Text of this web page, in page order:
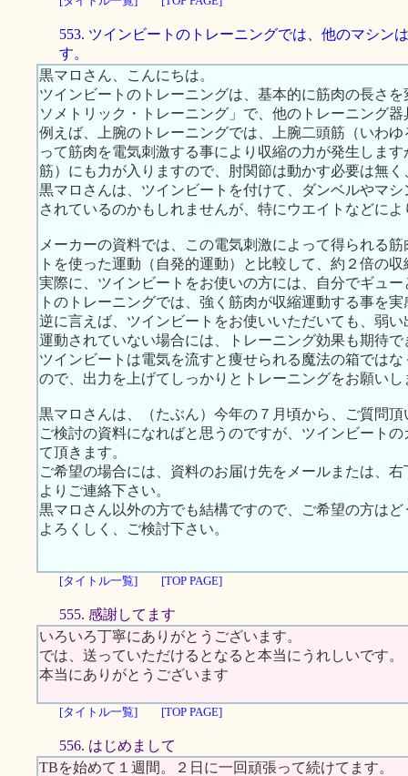
553. ツインビートのトレーニングでは、他のマシン
す。
黒マロさん、こんにちは。
ツインビートのトレーニングは、基本的に筋肉の長さ
ソメトリック・トレーニング」で、他のトレーニング
例えば、上腕のトレーニングでは、上腕二頭筋（いわ
って筋肉を電気刺激する事により収縮の力が発生しま
筋）にも力が入りますので、肘関節は動かす必要は無
黒マロさんは、ツインビートを付けて、ダンベルやマ
されているのかもしれませんが、特にウエイトなどに
メーカーの資料では、この電気刺激によって得られる
トを使った運動（自発的運動）と比較して、約２倍の
実際に、ツインビートをお使いの方には、自分でギュ
トのトレーニングでは、強く筋肉が収縮運動する事を
逆に言えば、ツインビートをお使いいただいても、弱
運動されていない場合には、トレーニング効果も期待で
ツインビートは電気を流すと痩せられる魔法の箱では
ので、出力を上げてしっかりとトレーニングをお願いし
黒マロさんは、（たぶん）今年の７月頃から、ご質問
ご検討の資料になればと思うのですが、ツインビート
て頂きます。
ご希望の場合には、資料のお届け先をメールまたは、
よりご連絡下さい。
黒マロさん以外の方でも結構ですので、ご希望の方はど
よろくしく、ご検討下さい。
[タイトル一覧] [TOP PAGE]
555. 感謝してます
いろいろ丁寧にありがとうございます。
では、送っていただけるとなると本当にうれしいです。
本当にありがとうございます
[タイトル一覧] [TOP PAGE]
556. はじめまして
TBを始めて１週間。２日に一回頑張って続けてます。